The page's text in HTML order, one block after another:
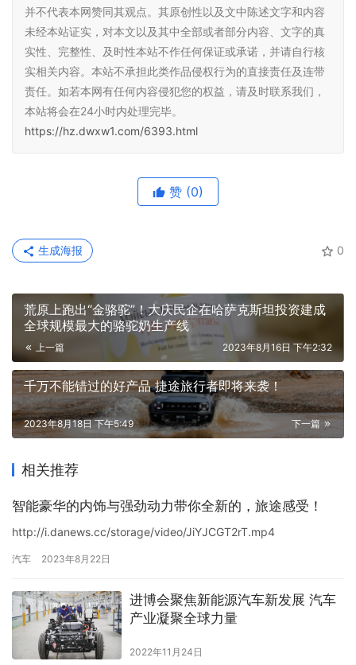
并不代表本网赞同其观点。其原创性以及文中陈述文字和内容
未经本站证实，对本文以及其中全部或者部分内容、文字的真
实性、完整性、及时性本站不作任何保证或承诺，并请自行核
实相关内容。本站不承担此类作品侵权行为的直接责任及连带
责任。如若本网有任何内容侵犯您的权益，请及时联系我们，
本站将会在24小时内处理完毕。
https://hz.dwxw1.com/6393.html
赞 (0)
0
生成海报
荒原上跑出“金骆驼”！大庆民企在哈萨克斯坦投资建成
全球规模最大的骆驼奶生产线
上一篇 2023年8月16日 下午2:32
千万不能错过的好产品 捷途旅行者即将来袭！
下一篇
2023年8月18日 下午5:49
相关推荐
智能豪华的内饰与强劲动力带你全新的，旅途感受！
http://i.danews.cc/storage/video/JiYJCGT2rT.mp4
汽车 2023年8月22日
进博会聚焦新能源汽车新发展 汽车
产业凝聚全球力量
2022年11月24日